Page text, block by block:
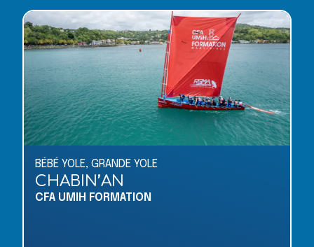
BÉBÉ YOLE, GRANDE YOLE
CHABIN’AN
CFA UMIH FORMATION